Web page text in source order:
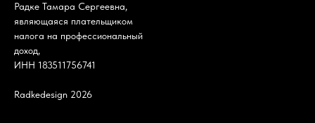
Радке Тамара Сергеевна,
являющаяся плательщиком
налога на профессиональный
доход,
ИНН 183511756741
Radkedesign 2026